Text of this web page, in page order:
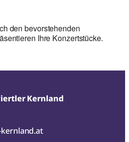
den bevorstehenden
Ihre Konzertstücke.
Kernland